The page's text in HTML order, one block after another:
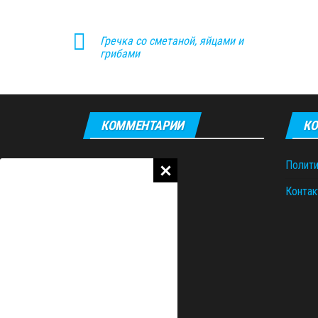
Гречка со сметаной, яйцами и
грибами
КОММЕНТАРИИ